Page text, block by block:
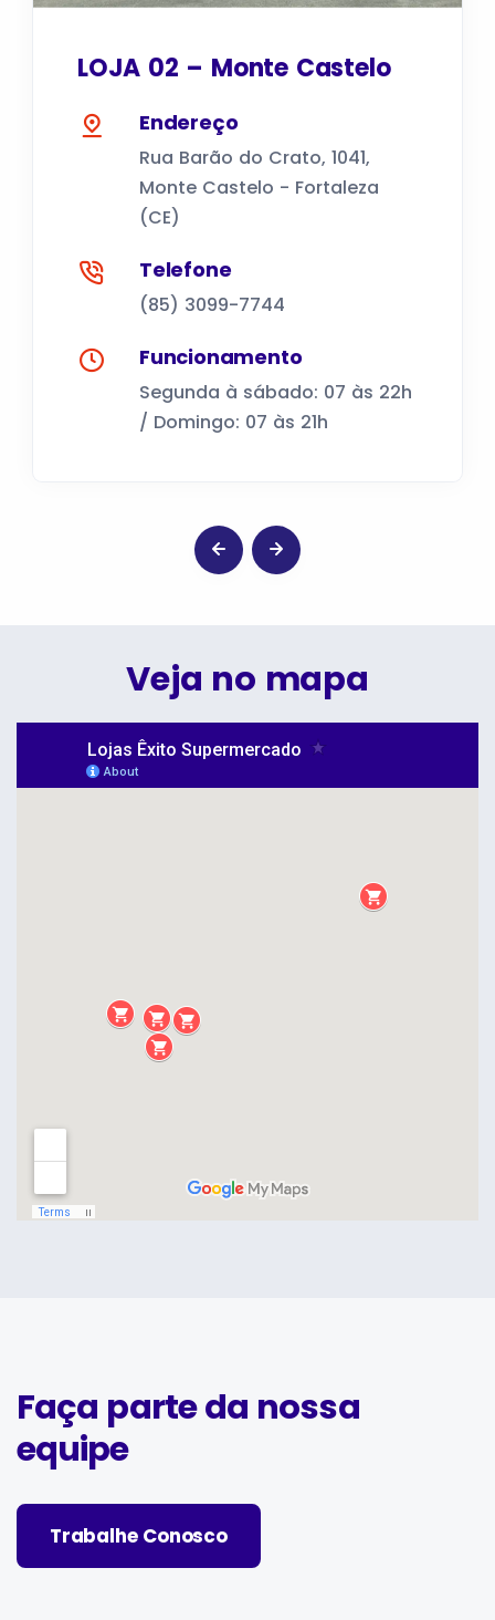
LOJA 02 – Monte Castelo
Endereço
Rua Barão do Crato, 1041,
Monte Castelo - Fortaleza
(CE)
Telefone
(85) 3099-7744
Funcionamento
Segunda à sábado: 07 às 22h
/ Domingo: 07 às 21h
Veja no mapa
Faça parte da nossa
equipe
Trabalhe Conosco